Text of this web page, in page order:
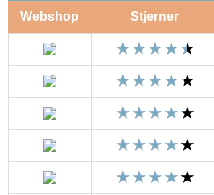
Webshop Stjerner